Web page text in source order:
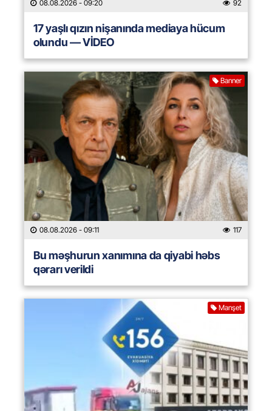
08.08.2026 - 09:20 92
17 yaşlı qızın nişanında mediaya hücum
olundu — VİDEO
Banner
08.08.2026 - 09:11 117
Bu məşhurun xanımına da qiyabi həbs
qərarı verildi
Manşet